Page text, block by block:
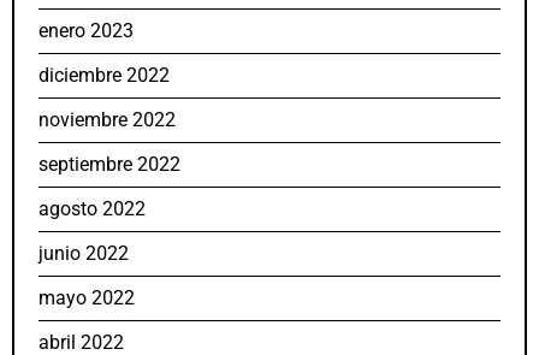
enero 2023
diciembre 2022
noviembre 2022
septiembre 2022
agosto 2022
junio 2022
mayo 2022
abril 2022